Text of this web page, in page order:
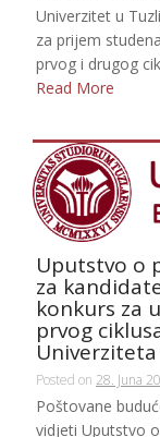
Univerzitet u
za prijem
prvog i drugog
Read More
Uputstvo o
za
konkurs za
prvog
Posted on 28. Juna
Poštovane
vidjeti Uputstvo